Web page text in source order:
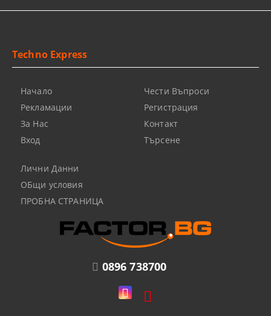
0896 738700
Techno Express
Начало
Рекламации
За Нас
Вход
Чести Въпроси
Регистрация
Контакт
Търсене
Лични Данни
ОБщи условия
ПРОБНА СТРАНИЦА